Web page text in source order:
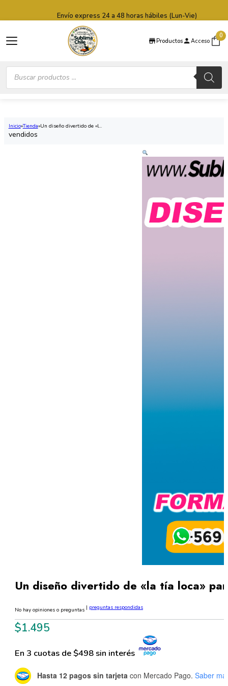
Productos Acceso
0
Búsqueda
productos
Envío express 24 a 48 horas hábiles (Lun-Vie)
Inicio Tienda Un diseño divertido de «l...
vendidos
Un diseño divertido de «la tía loca»
No hay opiniones o preguntas | preguntas respondidas
$1.495
En 3 cuotas de $498 sin interés
Hasta 12 pagos sin tarjeta con Mercado Pago. Saber